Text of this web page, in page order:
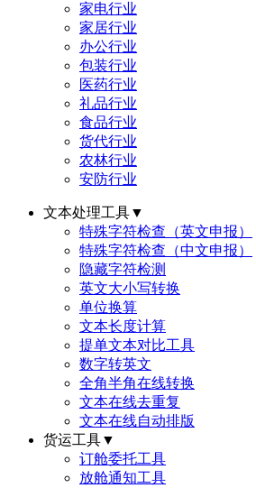
家电行业
家居行业
办公行业
包装行业
医药行业
礼品行业
食品行业
货代行业
农林行业
安防行业
文本处理工具▼
特殊字符检查（英文申报）
特殊字符检查（中文申报）
隐藏字符检测
英文大小写转换
单位换算
文本长度计算
提单文本对比工具
数字转英文
全角半角在线转换
文本在线去重复
文本在线自动排版
货运工具▼
订舱委托工具
放舱通知工具